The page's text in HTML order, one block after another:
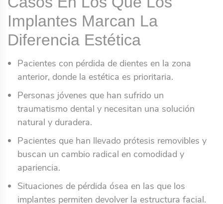
Implantes Marcan La
Diferencia Estética
Pacientes con pérdida de dientes en la zona
anterior, donde la estética es prioritaria.
Personas jóvenes que han sufrido un
traumatismo dental y necesitan una solución
natural y duradera.
Pacientes que han llevado prótesis removibles y
buscan un cambio radical en comodidad y
apariencia.
Situaciones de pérdida ósea en las que los
implantes permiten devolver la estructura facial.